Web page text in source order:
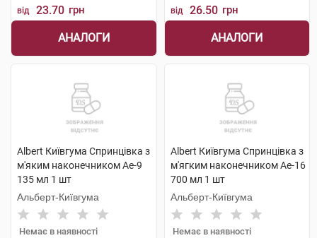
від 23.70 грн
АНАЛОГИ
від 26.50 грн
АНАЛОГИ
Albert Київгума Спринцівка з
м'яким наконечником Ае-9
135 мл 1 шт
Альберт-Київгума
Немає в наявності
Albert Київгума Спринцівка з
м'ягким наконечником Ае-16
700 мл 1 шт
Альберт-Київгума
Немає в наявності